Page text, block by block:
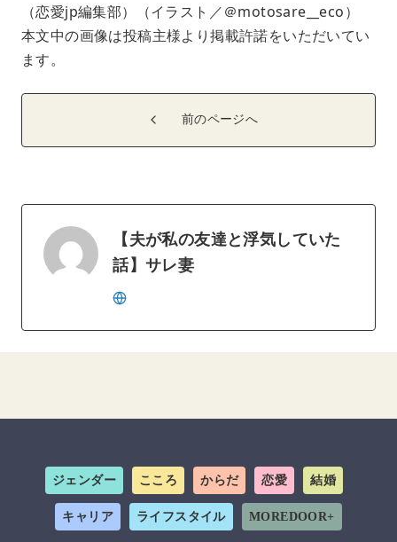
（恋愛jp編集部）（イラスト／＠motosare__eco）
本文中の画像は投稿主様より掲載許諾をいただいてい
ます。
前のページへ
【夫が私の友達と浮気していた
話】サレ妻
ジェンダー こころ からだ 恋愛 結婚
キャリア ライフスタイル MOREDOOR+